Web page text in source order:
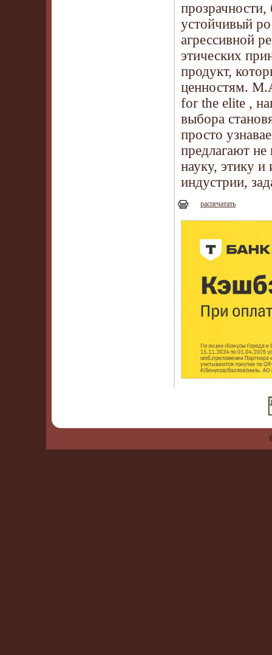
устойчивый
агрессивной
этических
продукт,
ценностям.
for the elite ,
выбора
просто
предлагают
науку, этику
индустрии,
распечатать